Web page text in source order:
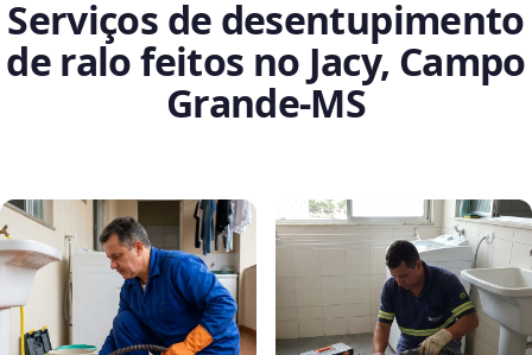
Serviços de desentupimento
de ralo feitos no Jacy, Campo
Grande‑MS